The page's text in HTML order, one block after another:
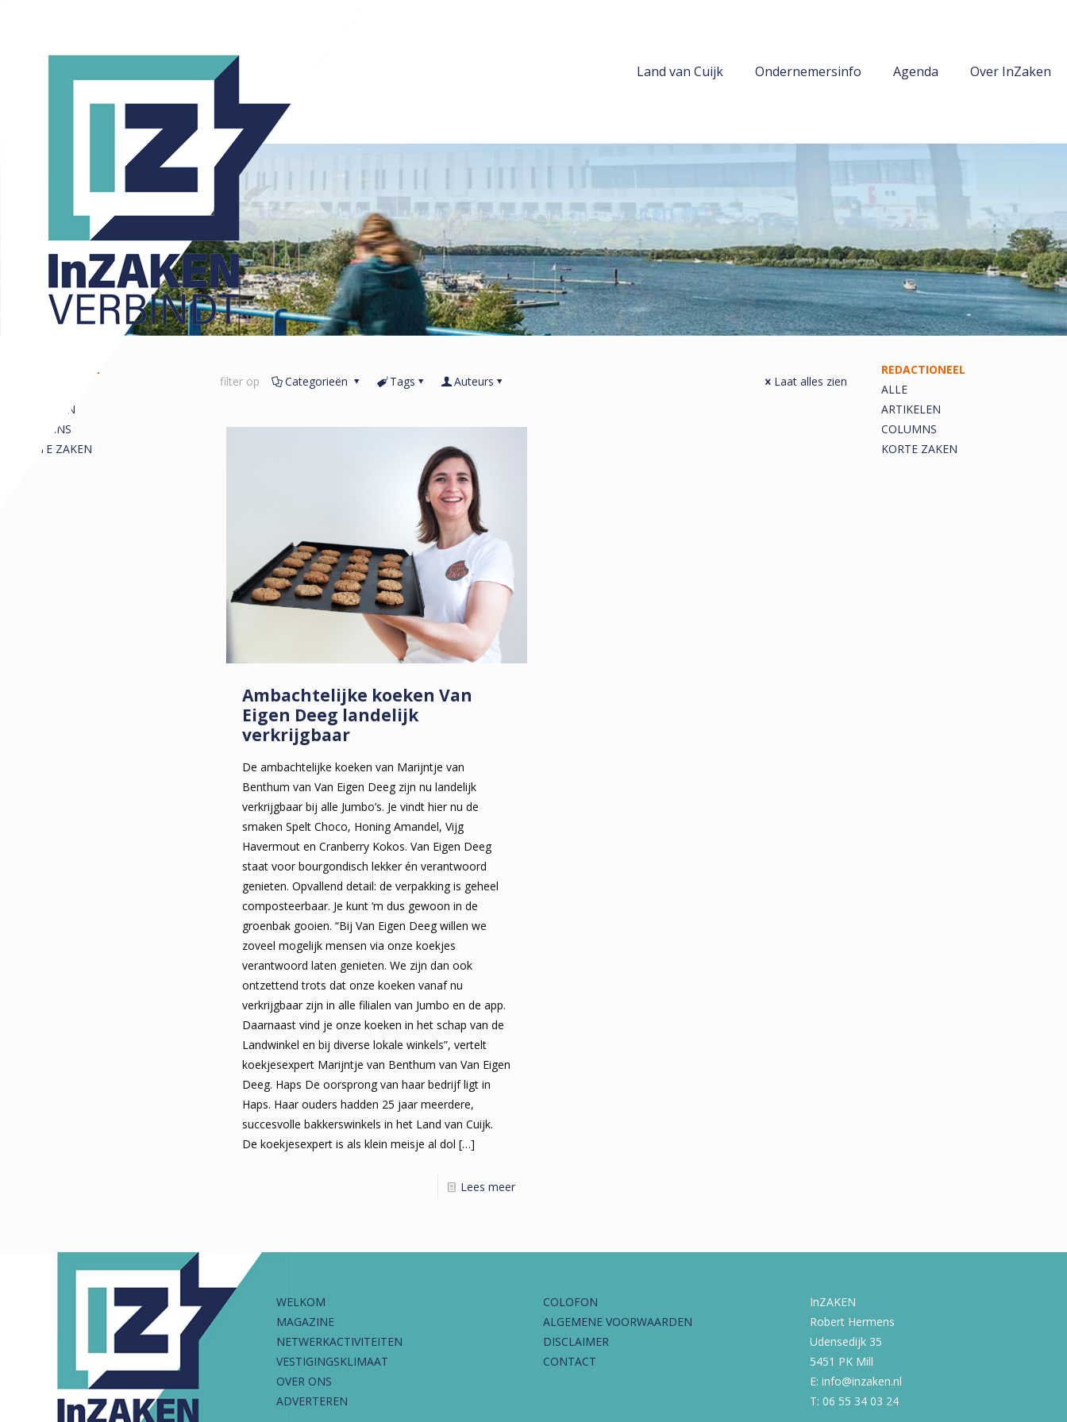
Land van Cuijk Ondernemersinfo Agenda Over InZaken
filter op Categorieën Tags Auteurs Laat alles zien
Ambachtelijke koeken Van
Eigen Deeg landelijk
verkrijgbaar
De ambachtelijke koeken van Marijntje van
Benthum van Van Eigen Deeg zijn nu landelijk
verkrijgbaar bij alle Jumbo’s. Je vindt hier nu de
smaken Spelt Choco, Honing Amandel, Vijg
Havermout en Cranberry Kokos. Van Eigen Deeg
staat voor bourgondisch lekker én verantwoord
genieten. Opvallend detail: de verpakking is geheel
composteerbaar. Je kunt ‘m dus gewoon in de
groenbak gooien. “Bij Van Eigen Deeg willen we
zoveel mogelijk mensen via onze koekjes
verantwoord laten genieten. We zijn dan ook
ontzettend trots dat onze koeken vanaf nu
verkrijgbaar zijn in alle filialen van Jumbo en de app.
Daarnaast vind je onze koeken in het schap van de
Landwinkel en bij diverse lokale winkels”, vertelt
koekjesexpert Marijntje van Benthum van Van Eigen
Deeg. Haps De oorsprong van haar bedrijf ligt in
Haps. Haar ouders hadden 25 jaar meerdere,
succesvolle bakkerswinkels in het Land van Cuijk.
De koekjesexpert is als klein meisje al dol […]
Lees meer
REDACTIONEEL
ARTIKELEN
COLUMNS
KORTE ZAKEN
REDACTIONEEL
ALLE
ARTIKELEN
COLUMNS
KORTE ZAKEN
WELKOM
MAGAZINE
NETWERKACTIVITEITEN
VESTIGINGSKLIMAAT
OVER ONS
ADVERTEREN
COLOFON
ALGEMENE VOORWAARDEN
DISCLAIMER
CONTACT
InZAKEN
Robert Hermens
Udensedijk 35
5451 PK Mill
E: info@inzaken.nl
T: 06 55 34 03 24